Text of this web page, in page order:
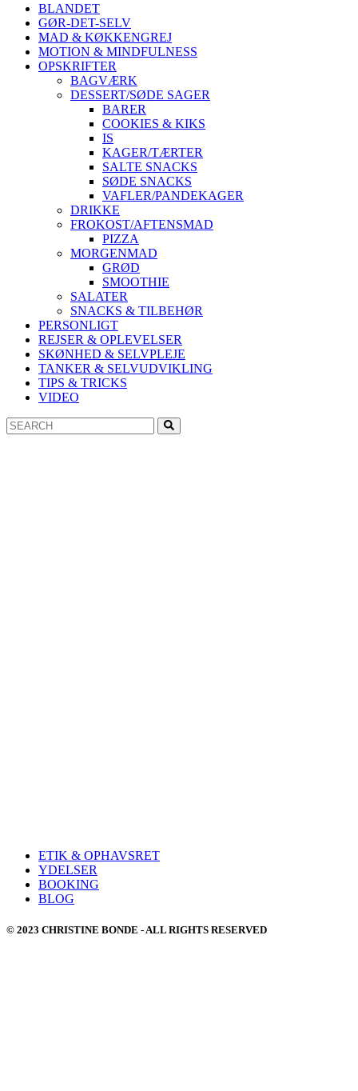
BLANDET
GØR-DET-SELV
MAD & KØKKENGREJ
MOTION & MINDFULNESS
OPSKRIFTER
BAGVÆRK
DESSERT/SØDE SAGER
BARER
COOKIES & KIKS
IS
KAGER/TÆRTER
SALTE SNACKS
SØDE SNACKS
VAFLER/PANDEKAGER
DRIKKE
FROKOST/AFTENSMAD
PIZZA
MORGENMAD
GRØD
SMOOTHIE
SALATER
SNACKS & TILBEHØR
PERSONLIGT
REJSER & OPLEVELSER
SKØNHED & SELVPLEJE
TANKER & SELVUDVIKLING
TIPS & TRICKS
VIDEO
Search
for:
ETIK & OPHAVSRET
YDELSER
BOOKING
BLOG
© 2023 CHRISTINE BONDE - ALL RIGHTS RESERVED